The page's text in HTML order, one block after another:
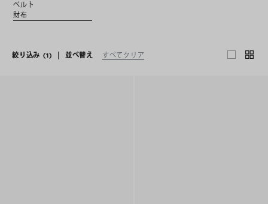
ベルト
財布
絞り込み (1) | 並べ替え すべてクリア